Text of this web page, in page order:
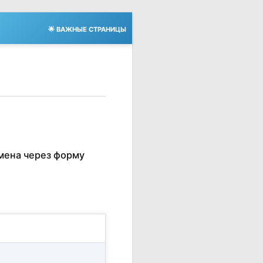
🌟 ВАЖНЫЕ СТРАНИЦЫ
через форму